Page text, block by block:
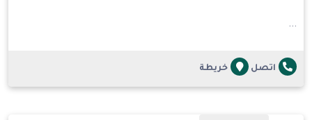
...
اتصل خريطة